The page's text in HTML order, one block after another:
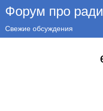
Форум про
Свежие обсуждения